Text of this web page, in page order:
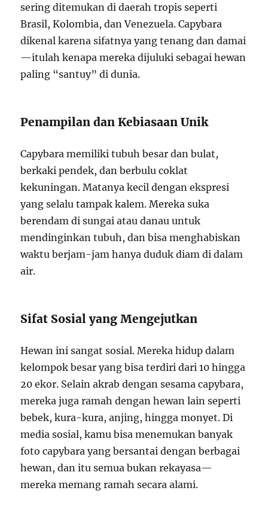
sering ditemukan di daerah tropis seperti
Brasil, Kolombia, dan Venezuela. Capybara
dikenal karena sifatnya yang tenang dan damai
—itulah kenapa mereka dijuluki sebagai hewan
paling “santuy” di dunia.
Penampilan dan Kebiasaan Unik
Capybara memiliki tubuh besar dan bulat,
berkaki pendek, dan berbulu coklat
kekuningan. Matanya kecil dengan ekspresi
yang selalu tampak kalem. Mereka suka
berendam di sungai atau danau untuk
mendinginkan tubuh, dan bisa menghabiskan
waktu berjam-jam hanya duduk diam di dalam
air.
Sifat Sosial yang Mengejutkan
Hewan ini sangat sosial. Mereka hidup dalam
kelompok besar yang bisa terdiri dari 10 hingga
20 ekor. Selain akrab dengan sesama capybara,
mereka juga ramah dengan hewan lain seperti
bebek, kura-kura, anjing, hingga monyet. Di
media sosial, kamu bisa menemukan banyak
foto capybara yang bersantai dengan berbagai
hewan, dan itu semua bukan rekayasa—
mereka memang ramah secara alami.